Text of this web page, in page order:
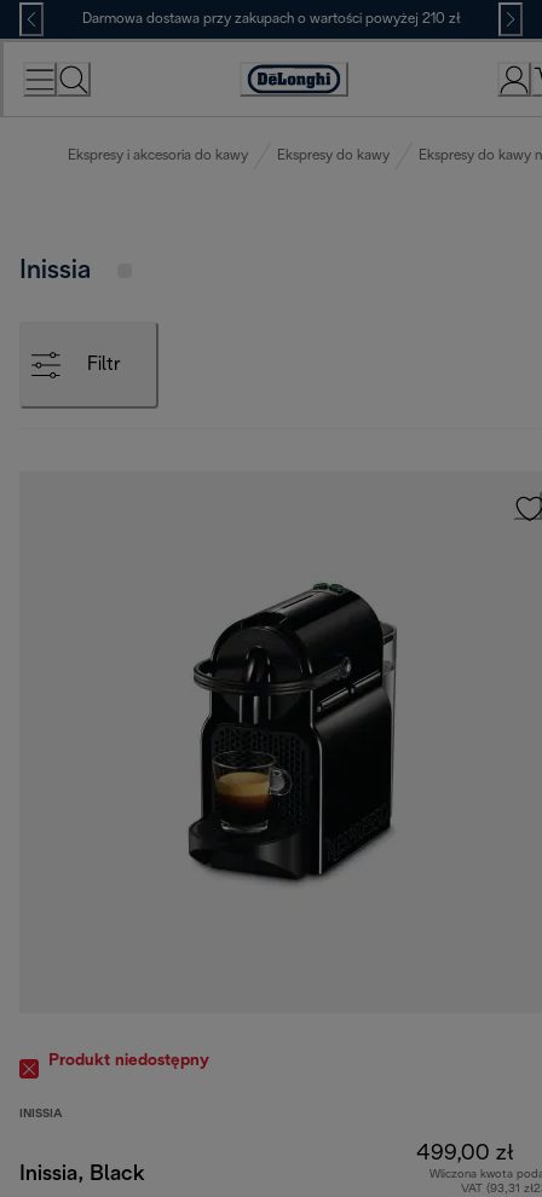
Skip
to
Content
Darmowa dostawa przy zakupach o wartości powyżej 210 zł
Deklaracja
Ekspresy i akcesoria do kawy Ekspresy do kawy Ekspresy do kawy
Inissia
Filtr
Produkt niedostępny
INISSIA
Inissia, Black
499,00 zł
Wliczona kwota
VAT (93,31